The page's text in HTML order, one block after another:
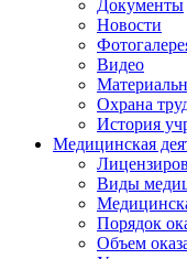
Документы
Новости
Видео
Охрана
История
Медицинская
Виды
Порядок
Объем